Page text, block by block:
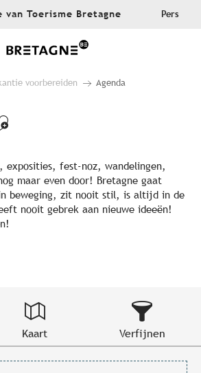
Toerisme Bretagne Pers
voorbereiden Agenda
aux favoris
exposities, fest-noz, wandelingen,
maar even door! Bretagne gaat
beweging, zit nooit stil, is altijd in de
nooit gebrek aan nieuwe ideeën!
Kaart Verfijnen